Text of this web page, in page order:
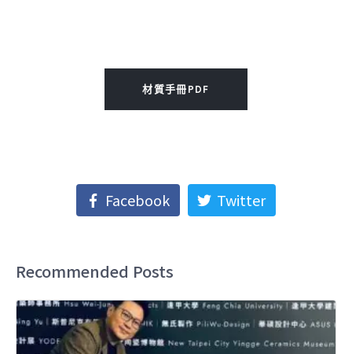
材質手冊PDF
Facebook Twitter
Recommended Posts